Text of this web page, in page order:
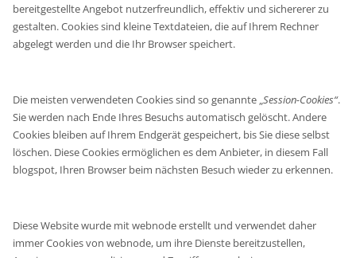
bereitgestellte Angebot nutzerfreundlich, effektiv und sichererer zu
gestalten. Cookies sind kleine Textdateien, die auf Ihrem Rechner
abgelegt werden und die Ihr Browser speichert.
Die meisten verwendeten Cookies sind so genannte „Session-Cookies“.
Sie werden nach Ende Ihres Besuchs automatisch gelöscht. Andere
Cookies bleiben auf Ihrem Endgerät gespeichert, bis Sie diese selbst
löschen. Diese Cookies ermöglichen es dem Anbieter, in diesem Fall
blogspot, Ihren Browser beim nächsten Besuch wieder zu erkennen.
Diese Website wurde mit webnode erstellt und verwendet daher
immer Cookies von webnode, um ihre Dienste bereitzustellen,